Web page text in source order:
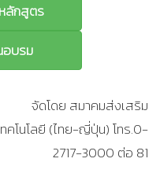
กสูตร
อบรม
จัดโดย สมาคมส่งเสริม
ทคโนโลยี (ไทย-ญี่ปุ่น) โทร.0-
2717-3000 ต่อ 81